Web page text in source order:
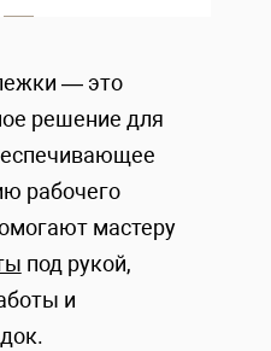
— это
решение для
рабочего
мастеру
под рукой,
и